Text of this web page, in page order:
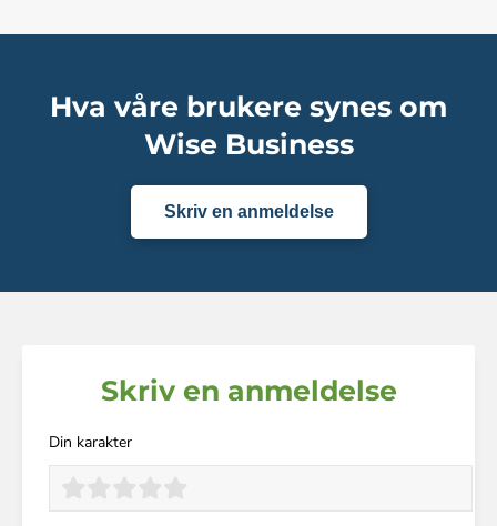
Hva våre brukere synes om
Wise Business
Skriv en anmeldelse
Skriv en anmeldelse
Din karakter